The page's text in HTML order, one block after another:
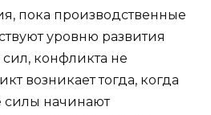
пока производственные
уровню развития
конфликта не
возникает тогда, когда
силы начинают